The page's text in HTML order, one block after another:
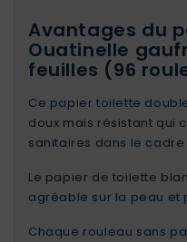
Avantages du
Ouatinelle
feuilles (96
Ce papier toilette
doux mais résistant qui
sanitaires dans le
Le papier de toilette
agréable sur la peau et
Chaque rouleau sans